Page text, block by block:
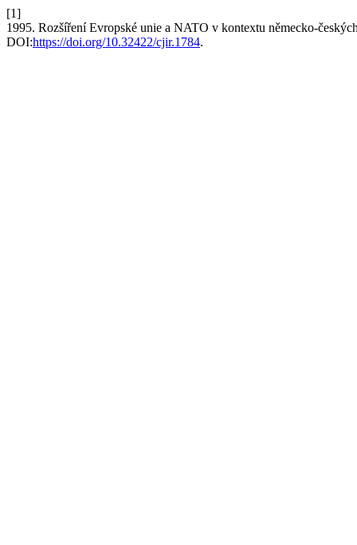
[1]
1995. Rozšíření Evropské unie a NATO v kontextu německo-
DOI:https://doi.org/10.32422/cjir.1784.